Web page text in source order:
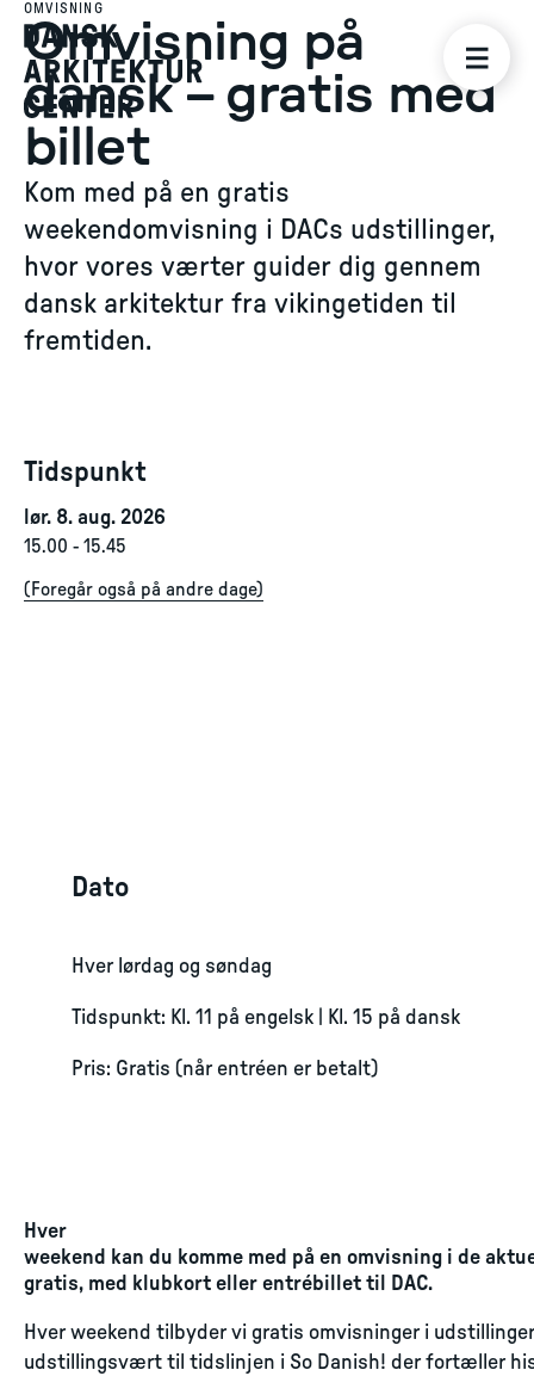
OMVISNING
Omvisning på
dansk – gratis med
billet
Kom med på en gratis
weekendomvisning i DACs udstillinger,
hvor vores værter guider dig gennem
dansk arkitektur fra vikingetiden til
fremtiden.
Tidspunkt
lør. 8. aug. 2026
15.00 - 15.45
( Foregår også på andre dage)
Dato
Hver lørdag og søndag
Tidspunkt: Kl. 11 på engelsk | Kl. 15 på dansk
Pris: Gratis (når entréen er betalt)
Hver
weekend kan du komme med på en omvisning i de
gratis, med klubkort eller entrébillet til DAC.
Hver weekend tilbyder vi gratis omvisninger i
udstillingsvært til tidslinjen i So Danish! der fortæller